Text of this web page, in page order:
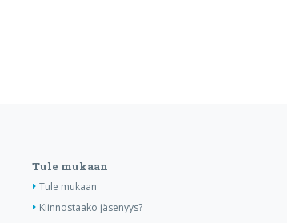
Tule mukaan
Tule mukaan
Kiinnostaako jäsenyys?